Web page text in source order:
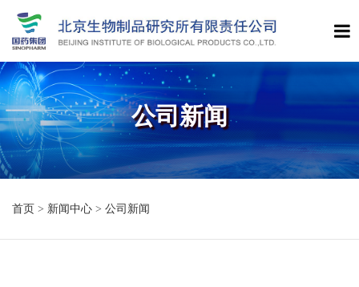
公司新闻
首页 > 新闻中心 > 公司新闻